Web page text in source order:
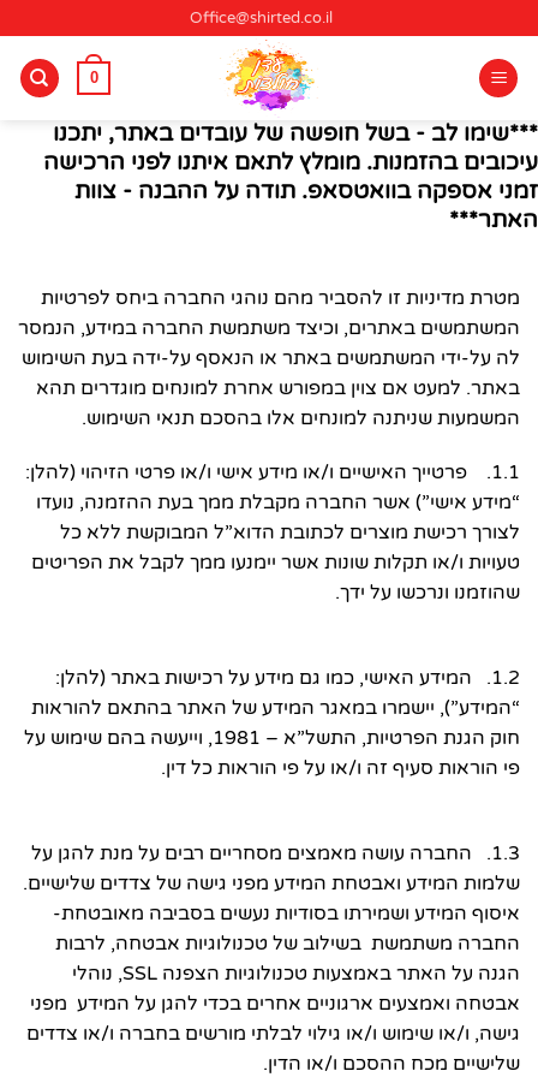
to
content
Office@shirted.co.il
0
***שימו לב - בשל חופשה של עובדים באתר, יתכנו
עיכובים בהזמנות. מומלץ לתאם איתנו לפני הרכישה
זמני אספקה בוואטסאפ. תודה על ההבנה - צוות
האתר***
מטרת מדיניות זו להסביר מהם נוהגי החברה ביחס לפרטיות
המשתמשים באתרים, וכיצד משתמשת החברה במידע, הנמסר
לה על-ידי המשתמשים באתר או הנאסף על-ידה בעת השימוש
באתר. למעט אם צוין במפורש אחרת למונחים מוגדרים תהא
המשמעות שניתנה למונחים אלו בהסכם תנאי השימוש.
1.1. פרטייך האישיים ו/או מידע אישי ו/או פרטי הזיהוי (להלן:
“מידע אישי”) אשר החברה מקבלת ממך בעת ההזמנה, נועדו
לצורך רכישת מוצרים לכתובת הדוא”ל המבוקשת ללא כל
טעויות ו/או תקלות שונות אשר יימנעו ממך לקבל את הפריטים
שהוזמנו ונרכשו על ידך.
1.2. המידע האישי, כמו גם מידע על רכישות באתר (להלן:
“המידע”), יישמרו במאגר המידע של האתר בהתאם להוראות
חוק הגנת הפרטיות, התשל”א – 1981, וייעשה בהם שימוש על
פי הוראות סעיף זה ו/או על פי הוראות כל דין.
1.3. החברה עושה מאמצים מסחריים רבים על מנת להגן על
שלמות המידע ואבטחת המידע מפני גישה של צדדים שלישיים.
איסוף המידע ושמירתו בסודיות נעשים בסביבה מאובטחת-
החברה משתמשת בשילוב של טכנולוגיות אבטחה, לרבות
הגנה על האתר באמצעות טכנולוגיות הצפנה SSL, נוהלי
אבטחה ואמצעים ארגוניים אחרים בכדי להגן על המידע מפני
גישה, ו/או שימוש ו/או גילוי לבלתי מורשים בחברה ו/או צדדים
שלישיים מכח ההסכם ו/או הדין.